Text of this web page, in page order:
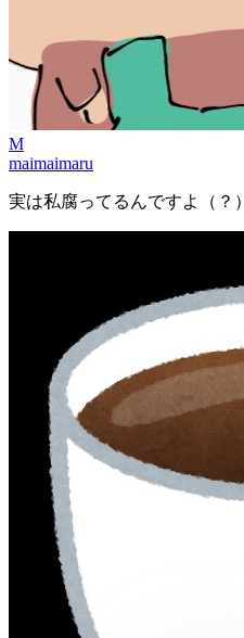
M
maimaimaru
実は私腐ってるんですよ（？）